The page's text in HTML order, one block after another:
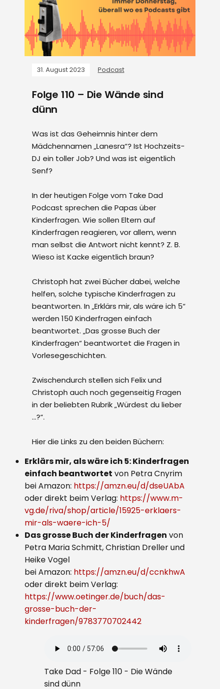
31. August 2023 Podcast
Folge 110 – Die Wände sind
dünn
Was ist das Geheimnis hinter dem
Mädchennamen „Lanesra“? Ist Hochzeits-
DJ ein toller Job? Und was ist eigentlich
Senf?
In der heutigen Folge vom Take Dad
Podcast sprechen die Papas über
Kinderfragen. Wie sollen Eltern auf
Kinderfragen reagieren, vor allem, wenn
man selbst die Antwort nicht kennt? Z. B.
Wieso ist Kacke eigentlich braun?
Christoph hat zwei Bücher dabei, welche
helfen, solche typische Kinderfragen zu
beantworten. In „Erklärs mir, als wäre ich 5“
werden 150 Kinderfragen einfach
beantwortet. „Das grosse Buch der
Kinderfragen“ beantwortet die Fragen in
Vorlesegeschichten.
Zwischendurch stellen sich Felix und
Christoph auch noch gegenseitig Fragen
in der beliebten Rubrik „Würdest du lieber
…?“.
Hier die Links zu den beiden Büchern:
Erklärs mir, als wäre ich 5: Kinderfragen
einfach beantwortet von Petra Cnyrim
bei Amazon: https://amzn.eu/d/dseUAbA
oder direkt beim Verlag: https://www.m-
vg.de/riva/shop/article/15925-erklaers-
mir-als-waere-ich-5/
Das grosse Buch der Kinderfragen von
Petra Maria Schmitt, Christian Dreller und
Heike Vogel
bei Amazon: https://amzn.eu/d/ccnkhwA
oder direkt beim Verlag:
https://www.oetinger.de/buch/das-
grosse-buch-der-
kinderfragen/9783770702442
Take Dad - Folge 110 - Die Wände
sind dünn